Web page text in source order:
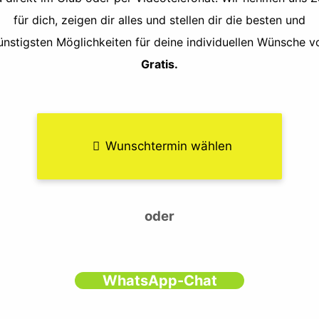
für dich, zeigen dir alles und stellen dir die besten und
Möglichkeiten für deine individuellen Wünsche
Gratis.
Wunschtermin wählen
oder
WhatsApp-Chat